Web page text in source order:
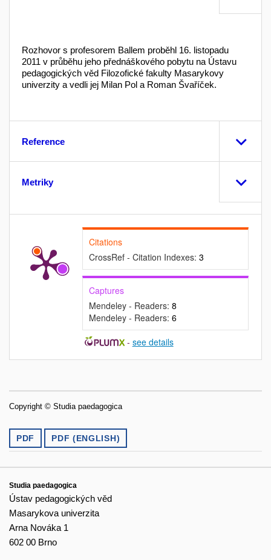
Rozhovor s profesorem Ballem proběhl 16. listopadu
2011 v průběhu jeho přednáškového pobytu na Ústavu
pedagogických věd Filozofické fakulty Masarykovy
univerzity a vedli jej Milan Pol a Roman Švaříček.
Reference
Metriky
Citations
CrossRef - Citation Indexes: 3
Captures
Mendeley - Readers: 8
Mendeley - Readers: 6
- see details
Copyright © Studia paedagogica
PDF PDF (ENGLISH)
Studia paedagogica
Ústav pedagogických věd
Masarykova univerzita
Arna Nováka 1
602 00 Brno